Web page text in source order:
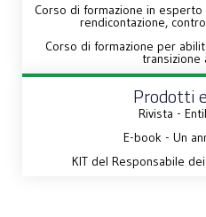
Corso di formazione in
rendicontazione,
Corso di formazione per
transizione
Prodotti
Rivista -
E-book - Un
KIT del Responsabile